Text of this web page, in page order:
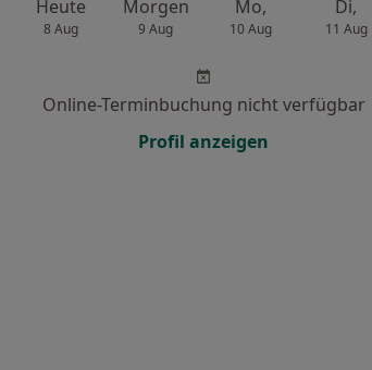
Heute
8 Aug
Morgen
9 Aug
Mo,
10 Aug
Di,
11 Aug
Online-Terminbuchung nicht verfügbar
Profil anzeigen